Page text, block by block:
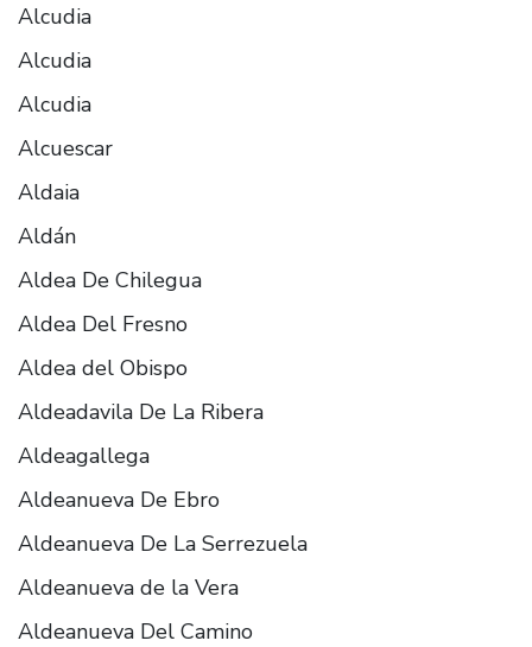
Alcudia
Alcudia
Alcudia
Alcuescar
Aldaia
Aldán
Aldea De Chilegua
Aldea Del Fresno
Aldea del Obispo
Aldeadavila De La Ribera
Aldeagallega
Aldeanueva De Ebro
Aldeanueva De La Serrezuela
Aldeanueva de la Vera
Aldeanueva Del Camino